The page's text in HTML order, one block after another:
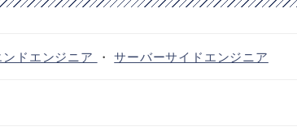
ドエンジニア ・サーバーサイドエンジニア